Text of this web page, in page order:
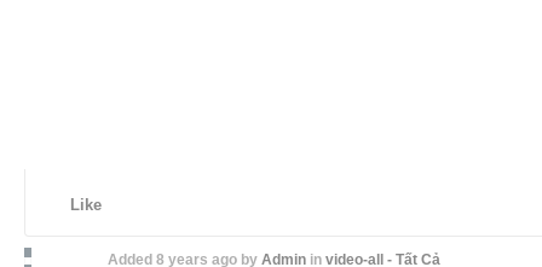
Like
Added 8 years agoby Adminin video-all - Tất Cả